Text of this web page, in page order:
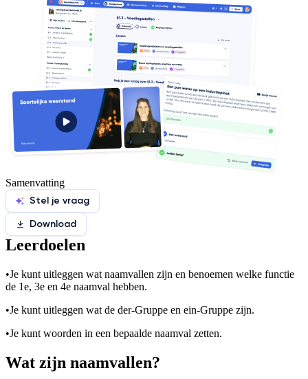
Samenvatting
Stel je vraag
Download
Leerdoelen
•Je kunt uitleggen wat naamvallen zijn en benoemen welke functie
de 1e, 3e en 4e naamval hebben.
•Je kunt uitleggen wat de der-Gruppe en ein-Gruppe zijn.
•Je kunt woorden in een bepaalde naamval zetten.
Wat zijn naamvallen?